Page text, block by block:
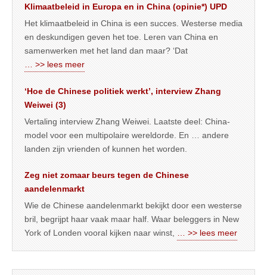
Klimaatbeleid in Europa en in China (opinie*) UPD
Het klimaatbeleid in China is een succes. Westerse media
en deskundigen geven het toe. Leren van China en
samenwerken met het land dan maar? ‘Dat
… >> lees meer
‘Hoe de Chinese politiek werkt’, interview Zhang
Weiwei (3)
Vertaling interview Zhang Weiwei. Laatste deel: China-
model voor een multipolaire wereldorde. En … andere
landen zijn vrienden of kunnen het worden.
Zeg niet zomaar beurs tegen de Chinese
aandelenmarkt
Wie de Chinese aandelenmarkt bekijkt door een westerse
bril, begrijpt haar vaak maar half. Waar beleggers in New
York of Londen vooral kijken naar winst,
… >> lees meer